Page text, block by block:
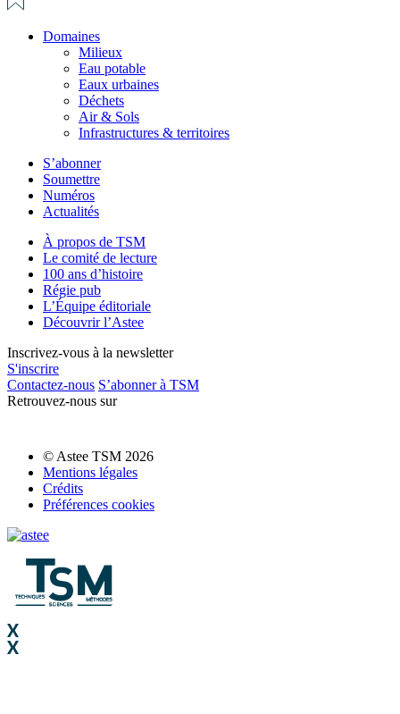
Domaines
Milieux
Eau potable
Eaux urbaines
Déchets
Air & Sols
Infrastructures & territoires
S’abonner
Soumettre
Numéros
Actualités
À propos de TSM
Le comité de lecture
100 ans d’histoire
Régie pub
L’Équipe éditoriale
Découvrir l’Astee
Inscrivez-vous à la newsletter
S'inscrire
Contactez-nous S’abonner à TSM
Retrouvez-nous sur
© Astee TSM 2026
Mentions légales
Crédits
Préférences cookies